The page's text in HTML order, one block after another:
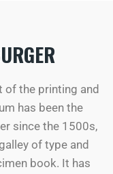
the printing and
has been the
since the 1500s,
of type and
book. It has